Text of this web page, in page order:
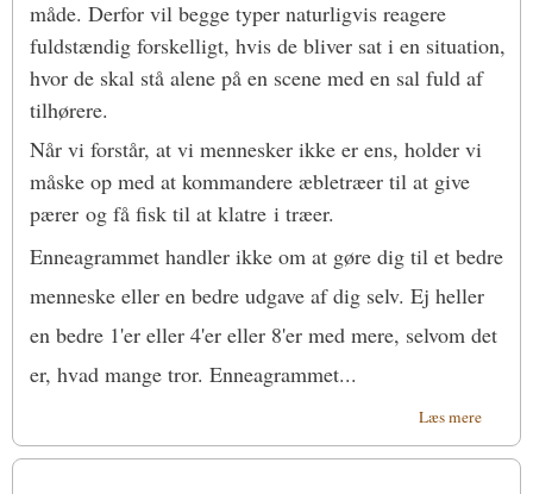
måde. Derfor vil begge typer naturligvis reagere
fuldstændig forskelligt, hvis de bliver sat i en situation,
hvor de skal stå alene på en scene med en sal fuld af
tilhørere.
Når vi forstår, at vi mennesker ikke er ens, holder vi
måske op med at kommandere æbletræer til at give
pærer og få fisk til at klatre i træer.
Enneagrammet handler ikke om at gøre dig til et bedre
menneske eller en bedre udgave af dig selv. Ej heller
en bedre 1'er eller 4'er eller 8'er med mere, selvom det
er, hvad mange tror. Enneagrammet...
Læs mereom De
hellige